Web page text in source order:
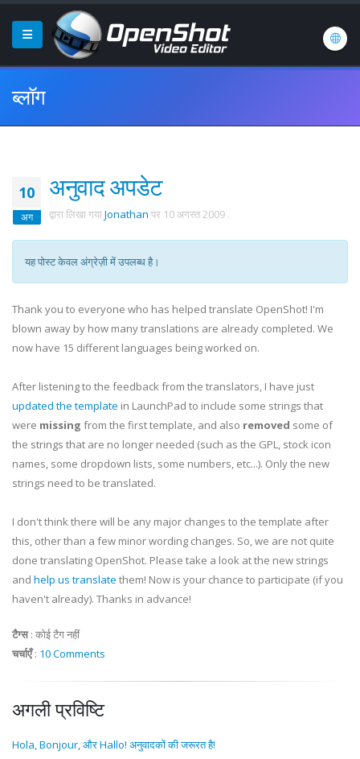
ब्लॉग
10
अग
अनुवाद अपडेट
द्वारा लिखा गयाJonathan पर 10 अगस्त 2009 .
यह पोस्ट केवल अंग्रेज़ी में उपलब्ध है।
Thank you to everyone who has helped translate OpenShot! I'm
blown away by how many translations are already completed. We
now have 15 different languages being worked on.
After listening to the feedback from the translators, I have just
updated the template in LaunchPad to include some strings that
were missing from the first template, and also removed some of
the strings that are no longer needed (such as the GPL, stock icon
names, some dropdown lists, some numbers, etc...). Only the new
strings need to be translated.
I don't think there will be any major changes to the template after
this, other than a few minor wording changes. So, we are not quite
done translating OpenShot. Please take a look at the new strings
and help us translate them! Now is your chance to participate (if you
haven't already). Thanks in advance!
टैग्स: कोई टैग नहीं
चर्चाएँ: 10 Comments
अगली प्रविष्टि
Hola, Bonjour, और Hallo! अनुवादकों की जरूरत है!